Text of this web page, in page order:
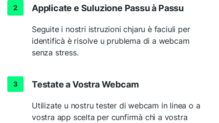
Applicate e Suluzione Passu à Passu
Seguite i nostri istruzioni chjaru è faciuli per
identificà è risolve u prublema di a webcam
senza stress.
Testate a Vostra Webcam
Utilizate u nostru tester di webcam in linea o a
vostra app scelta per cunfirmà chì a vostra